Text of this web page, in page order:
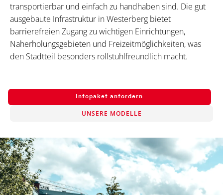
transportierbar und einfach zu handhaben sind. Die gut
ausgebaute Infrastruktur in Westerberg bietet
barrierefreien Zugang zu wichtigen Einrichtungen,
Naherholungsgebieten und Freizeitmöglichkeiten, was
den Stadtteil besonders rollstuhlfreundlich macht.
Infopaket anfordern
UNSERE MODELLE